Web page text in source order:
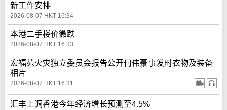
新工作安排
2026-08-07 HKT 16:34
本港二手楼价微跌
2026-08-07 HKT 16:33
宏福苑火灾独立委员会报告公开何伟豪事发时衣物及装备
相片
2026-08-07 HKT 16:31
汇丰上调香港今年经济增长预测至4.5%